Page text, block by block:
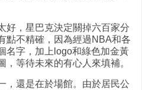
好，星巴克決定關掉六百家分
點不精確，因為經過NBA和各
名字，加上logo和綠色加金黃
等待未來的有心人來填補。
，還是在於場館。由於居民公